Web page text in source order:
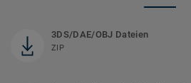
3DS/DAE/OBJ Dateien
ZIP